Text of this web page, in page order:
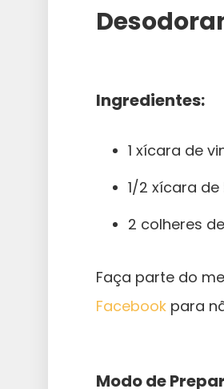
Ingredientes:
1 xícara de
1/2 xícara
2 colheres
Faça parte do
Facebook para
Modo de